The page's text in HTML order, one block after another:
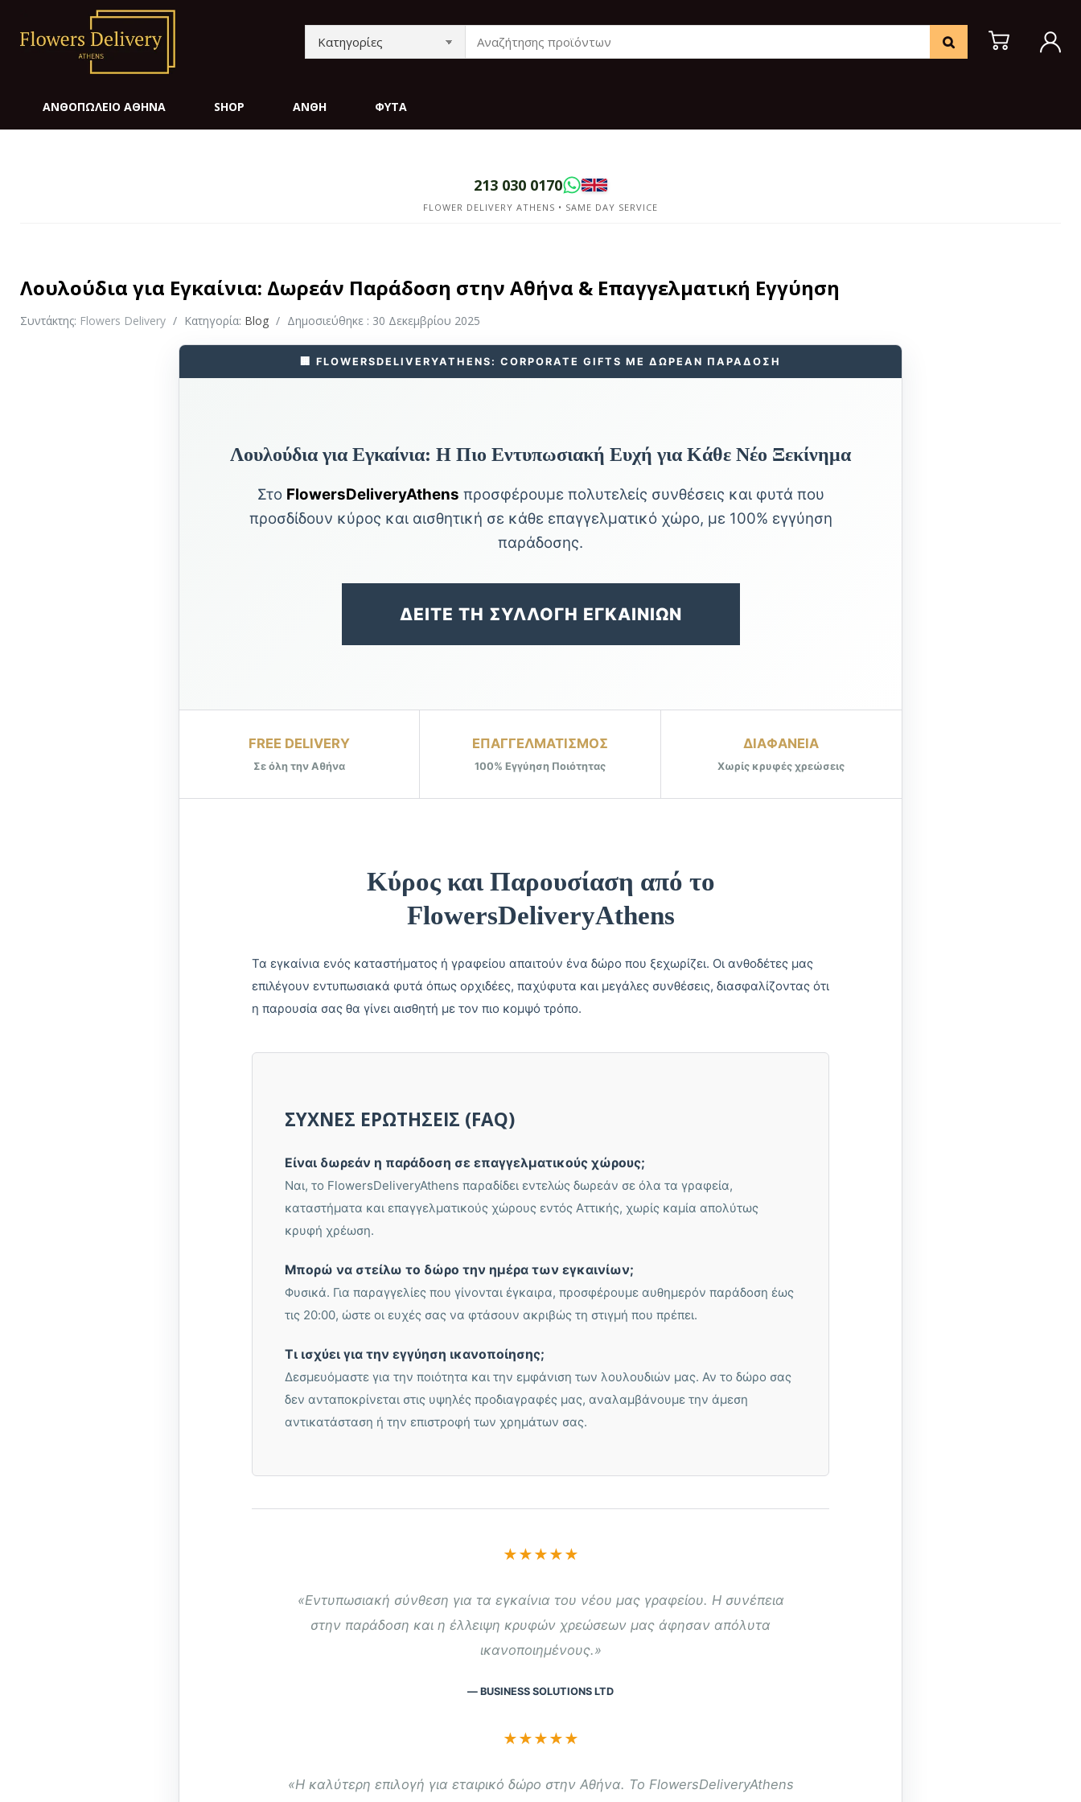
ΑΝΘΟΠΩΛΕΊΟ ΑΘΉΝΑ SHOP ΆΝΘΗ ΦΥΤΆ
213 030 0170
FLOWER DELIVERY ATHENS • SAME DAY SERVICE
Λουλούδια για Εγκαίνια: Δωρεάν Παράδοση στην Αθήνα & Επαγγελματική Εγγύηση
Συντάκτης: Flowers Delivery Κατηγορία: Blog Δημοσιεύθηκε : 30 Δεκεμβρίου 2025
🏢 FLOWERSDELIVERYATHENS: CORPORATE GIFTS ΜΕ ΔΩΡΕΑΝ ΠΑΡΑΔΟΣΗ
Λουλούδια για Εγκαίνια: Η Πιο Εντυπωσιακή Ευχή για Κάθε Νέο Ξεκίνημα
Στο FlowersDeliveryAthens προσφέρουμε πολυτελείς συνθέσεις και φυτά που
προσδίδουν κύρος και αισθητική σε κάθε επαγγελματικό χώρο, με 100% εγγύηση
παράδοσης.
ΔΕΙΤΕ ΤΗ ΣΥΛΛΟΓΗ ΕΓΚΑΙΝΙΩΝ
FREE DELIVERY
Σε όλη την Αθήνα
ΕΠΑΓΓΕΛΜΑΤΙΣΜΟΣ
100% Εγγύηση Ποιότητας
ΔΙΑΦΑΝΕΙΑ
Χωρίς κρυφές χρεώσεις
Κύρος και Παρουσίαση από το
FlowersDeliveryAthens
Τα εγκαίνια ενός καταστήματος ή γραφείου απαιτούν ένα δώρο που ξεχωρίζει. Οι ανθοδέτες μας
επιλέγουν εντυπωσιακά φυτά όπως ορχιδέες, παχύφυτα και μεγάλες συνθέσεις, διασφαλίζοντας ότι
η παρουσία σας θα γίνει αισθητή με τον πιο κομψό τρόπο.
ΣΥΧΝΈΣ ΕΡΩΤΉΣΕΙΣ (FAQ)
Είναι δωρεάν η παράδοση σε επαγγελματικούς χώρους;
Ναι, το FlowersDeliveryAthens παραδίδει εντελώς δωρεάν σε όλα τα γραφεία,
καταστήματα και επαγγελματικούς χώρους εντός Αττικής, χωρίς καμία απολύτως
κρυφή χρέωση.
Μπορώ να στείλω το δώρο την ημέρα των εγκαινίων;
Φυσικά. Για παραγγελίες που γίνονται έγκαιρα, προσφέρουμε αυθημερόν παράδοση έως
τις 20:00, ώστε οι ευχές σας να φτάσουν ακριβώς τη στιγμή που πρέπει.
Τι ισχύει για την εγγύηση ικανοποίησης;
Δεσμευόμαστε για την ποιότητα και την εμφάνιση των λουλουδιών μας. Αν το δώρο σας
δεν ανταποκρίνεται στις υψηλές προδιαγραφές μας, αναλαμβάνουμε την άμεση
αντικατάσταση ή την επιστροφή των χρημάτων σας.
★★★★★
«Εντυπωσιακή σύνθεση για τα εγκαίνια του νέου μας γραφείου. Η συνέπεια
στην παράδοση και η έλλειψη κρυφών χρεώσεων μας άφησαν απόλυτα
ικανοποιημένους.»
— BUSINESS SOLUTIONS LTD
★★★★★
«Η καλύτερη επιλογή για εταιρικό δώρο στην Αθήνα. Το FlowersDeliveryAthens